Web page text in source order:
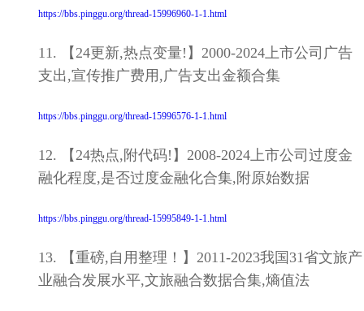
https://bbs.pinggu.org/thread-15996960-1-1.html
11. 【24更新,热点变量!】2000-2024上市公司广告
支出,宣传推广费用,广告支出金额合集
https://bbs.pinggu.org/thread-15996576-1-1.html
12. 【24热点,附代码!】2008-2024上市公司过度金
融化程度,是否过度金融化合集,附原始数据
https://bbs.pinggu.org/thread-15995849-1-1.html
13. 【重磅,自用整理！】2011-2023我国31省文旅产
业融合发展水平,文旅融合数据合集,熵值法